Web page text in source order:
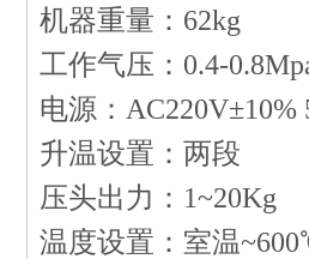
机器重量：62kg
工作气压：0.4-
电源：AC220V±10%
升温设置：两段
压头出力：1~20Kg
温度设置：室温